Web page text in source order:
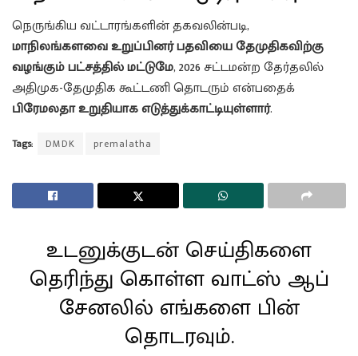
நெருங்கிய வட்டாரங்களின் தகவலின்படி,
மாநிலங்களவை உறுப்பினர் பதவியை தேமுதிகவிற்கு
வழங்கும் பட்சத்தில் மட்டுமே, 2026 சட்டமன்ற தேர்தலில்
அதிமுக-தேமுதிக கூட்டணி தொடரும் என்பதைக்
பிரேமலதா உறுதியாக எடுத்துக்காட்டியுள்ளார்.
Tags: DMDK premalatha
உடனுக்குடன் செய்திகளை
தெரிந்து கொள்ள வாட்ஸ் ஆப்
சேனலில் எங்களை பின்
தொடரவும்.